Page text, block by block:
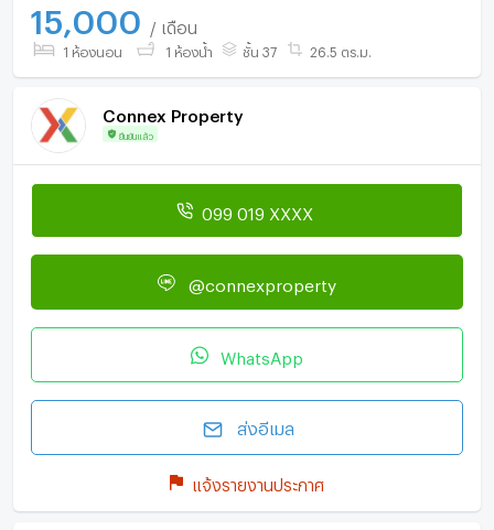
15,000 / เดือน
1 ห้องนอน 1 ห้องน้ำ ชั้น 37 26.5 ตร.ม.
Connex Property
ยืนยันแล้ว
099 019 XXXX
@connexproperty
WhatsApp
ส่งอีเมล
แจ้งรายงานประกาศ